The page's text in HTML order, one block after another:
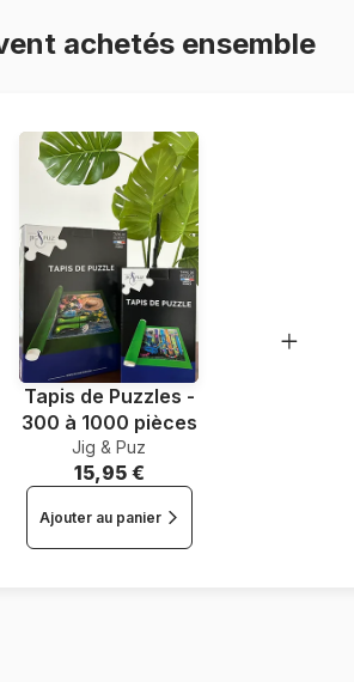
achetés ensemble
Tapis de Puzzles -
300 à 1000 pièces
Jig & Puz
15,95 €
Ajouter au panier